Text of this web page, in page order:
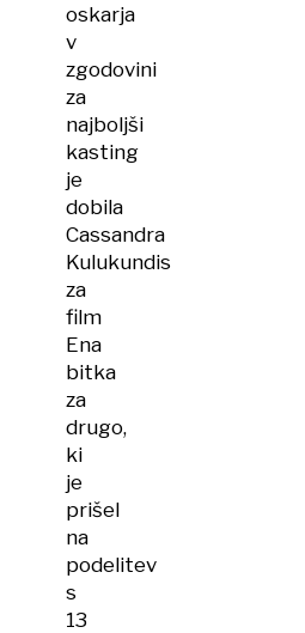
oskarja
v
zgodovini
za
najboljši
kasting
je
dobila
Cassandra
Kulukundis
za
film
Ena
bitka
za
drugo,
ki
je
prišel
na
podelitev
s
13